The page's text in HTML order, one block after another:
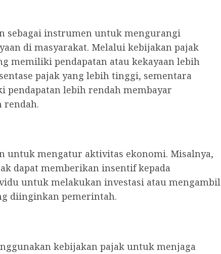
sebagai instrumen untuk mengurangi
di masyarakat. Melalui kebijakan pajak
memiliki pendapatan atau kekayaan lebih
pajak yang lebih tinggi, sementara
pendapatan lebih rendah membayar
rendah.
untuk mengatur aktivitas ekonomi. Misalnya,
dapat memberikan insentif kepada
untuk melakukan investasi atau mengambil
diinginkan pemerintah.
kebijakan pajak untuk menjaga